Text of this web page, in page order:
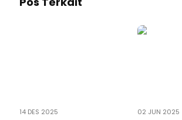
14 DES 2025 02 JUN 2025